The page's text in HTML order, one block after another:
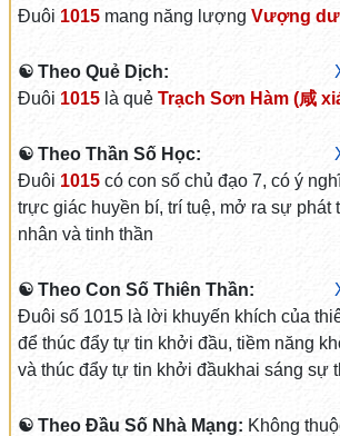
Đuôi 1015mang năng lượng Vượng
☯ Theo Quẻ Dịch:
Đuôi 1015là quẻ Trạch Sơn Hàm (咸
☯ Theo Thần Số Học:
Đuôi 1015có con số chủ đạo 7, có ý
trực giác huyền bí, trí tuệ, mở ra sự phát
nhân và tinh thần
☯ Theo Con Số Thiên Thần:
Đuôi số 1015 là lời khuyến khích của
để thúc đẩy tự tin khởi đầu, tiềm năng
và thúc đẩy tự tin khởi đầukhai sáng sự
☯ Theo Đầu Số Nhà Mạng: Không